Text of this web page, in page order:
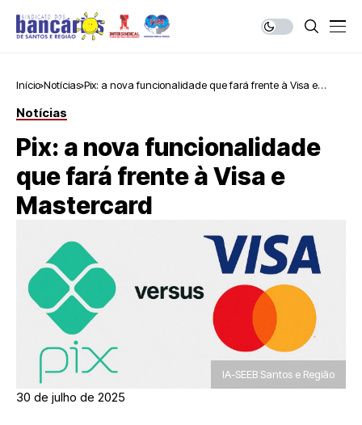
Início Notícias Pix: a nova funcionalidade que fará frente à Visa e
Notícias
Pix: a nova funcionalidade
que fará frente à Visa e
Mastercard
IA-SEEB Santos e Região
30 de julho de 2025